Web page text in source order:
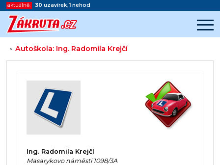
aktuálně: 30 uzavírek,1 nehod
>Autoškola: Ing. Radomila Krejčí
Začátek reklamy
Konec reklamy
Ing. Radomila Krejčí
Masarykovo náměstí 1098/3A